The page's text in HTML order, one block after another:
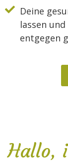
Deine
lassen
entgegen
Hallo,